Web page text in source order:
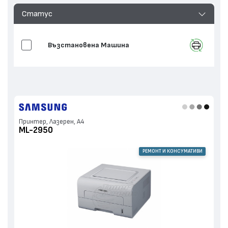
Статус
Възстановенa Машина
Принтер, Лазерен, А4
ML-2950
РЕМОНТ И КОНСУМАТИВИ